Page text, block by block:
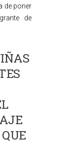
de poner
de